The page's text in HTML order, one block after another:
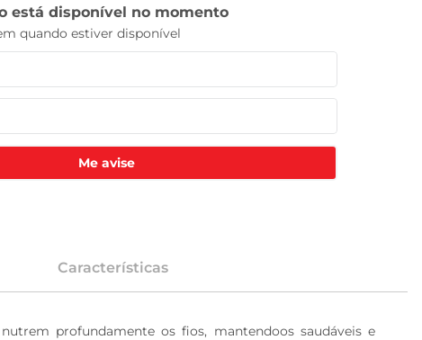
Me avise
Características
profundamente os fios, mantendoos saudáveis e